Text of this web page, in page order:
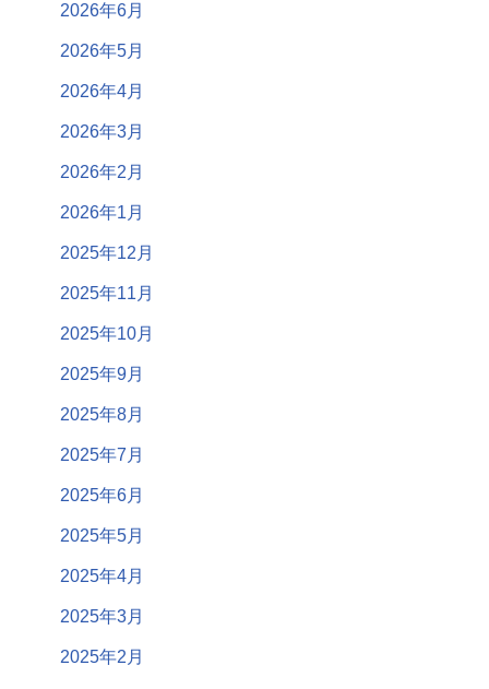
2026年6月
2026年5月
2026年4月
2026年3月
2026年2月
2026年1月
2025年12月
2025年11月
2025年10月
2025年9月
2025年8月
2025年7月
2025年6月
2025年5月
2025年4月
2025年3月
2025年2月